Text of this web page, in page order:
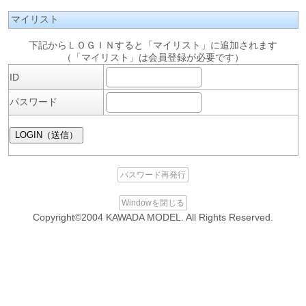
マイリスト
下記からＬＯＧＩＮすると「マイリスト」に追加されます
（「マイリスト」は会員登録が必要です）
ID
パスワード
パスワード再発行
Windowを閉じる
Copyright©2004 KAWADA MODEL. All Rights Reserved.